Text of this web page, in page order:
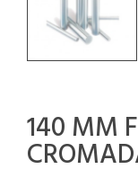
140 MM